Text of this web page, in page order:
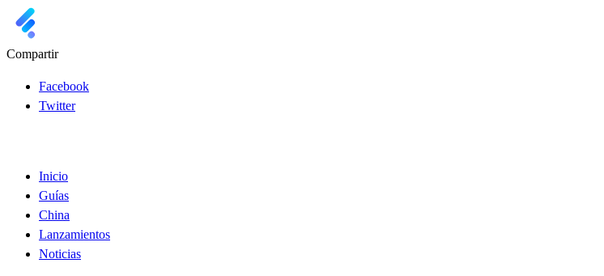
Compartir
Facebook
Twitter
Inicio
Guías
China
Lanzamientos
Noticias